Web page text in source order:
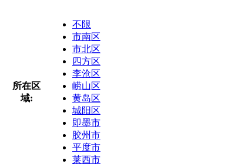
所在区
域:
不限
市南区
市北区
四方区
李沧区
崂山区
黄岛区
城阳区
即墨市
胶州市
平度市
莱西市